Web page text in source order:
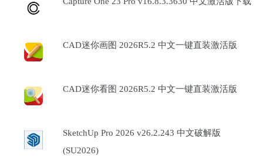
CAD迷你画图 2026R5.2 中文一键直装激活版
CAD迷你看图 2026R5.2 中文一键直装激活版
SketchUp Pro 2026 v26.2.243 中文破解版
(SU2026)